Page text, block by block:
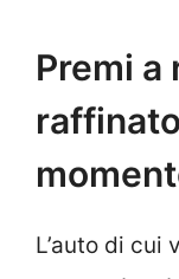
Premi a
L’auto di cui